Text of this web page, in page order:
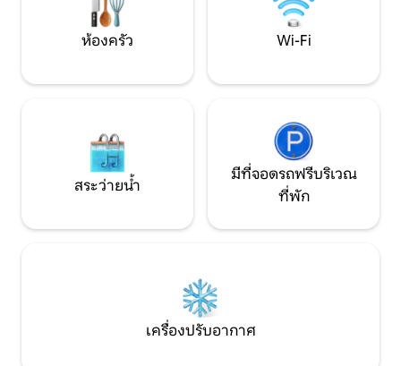
ห้องครัว Wi-Fi
สระว่ายน้ำ
มีที่จอดรถฟรีบริเวณ
ที่พัก
เครื่องปรับอากาศ